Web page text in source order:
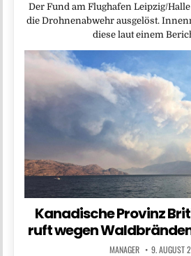
Der Fund am Flughafen Leipzig/
die Drohnenabwehr ausgelöst.
diese laut einem
Kanadische Provinz
ruft wegen
MANAGER 9. AUGUST